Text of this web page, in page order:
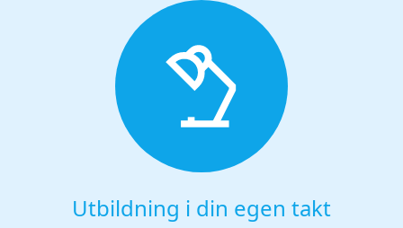
Utbildning i din egen takt